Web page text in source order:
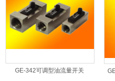
GE-342可调型油流量开关